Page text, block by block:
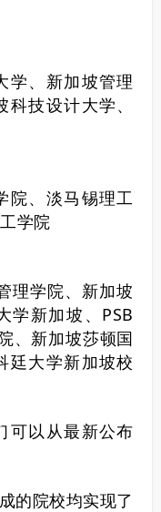
学、新加坡管理
技设计大学、
院、淡马锡理工
学院
理学院、新加坡
学新加坡、PSB
、新加坡莎顿国
廷大学新加坡校
可以从最新公布
的院校均实现了